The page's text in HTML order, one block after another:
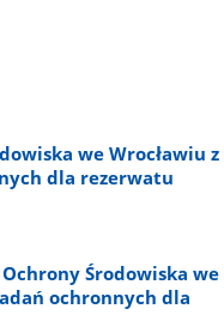
we Wrocławiu z
dla rezerwatu
Środowiska we
ochronnych dla